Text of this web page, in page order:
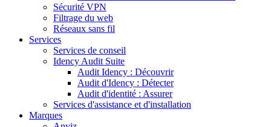
Sécurité VPN
Filtrage du web
Réseaux sans fil
Services
Services de conseil
Idency Audit Suite
Audit Idency : Découvrir
Audit d'Idency : Détecter
Audit d'identité : Assurer
Services d'assistance et d'installation
Marques